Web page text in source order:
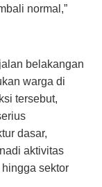
normal,”
belakangan
warga di
tersebut,
dasar,
aktivitas
sektor